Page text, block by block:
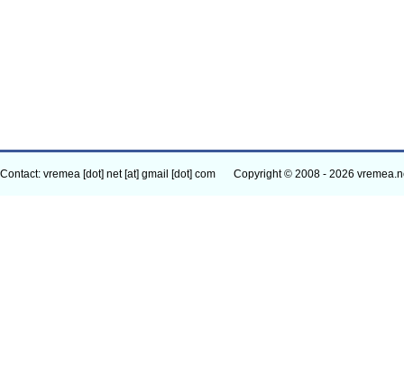
Contact: vremea [dot] net [at] gmail [dot] com Copyright © 2008 - 2026